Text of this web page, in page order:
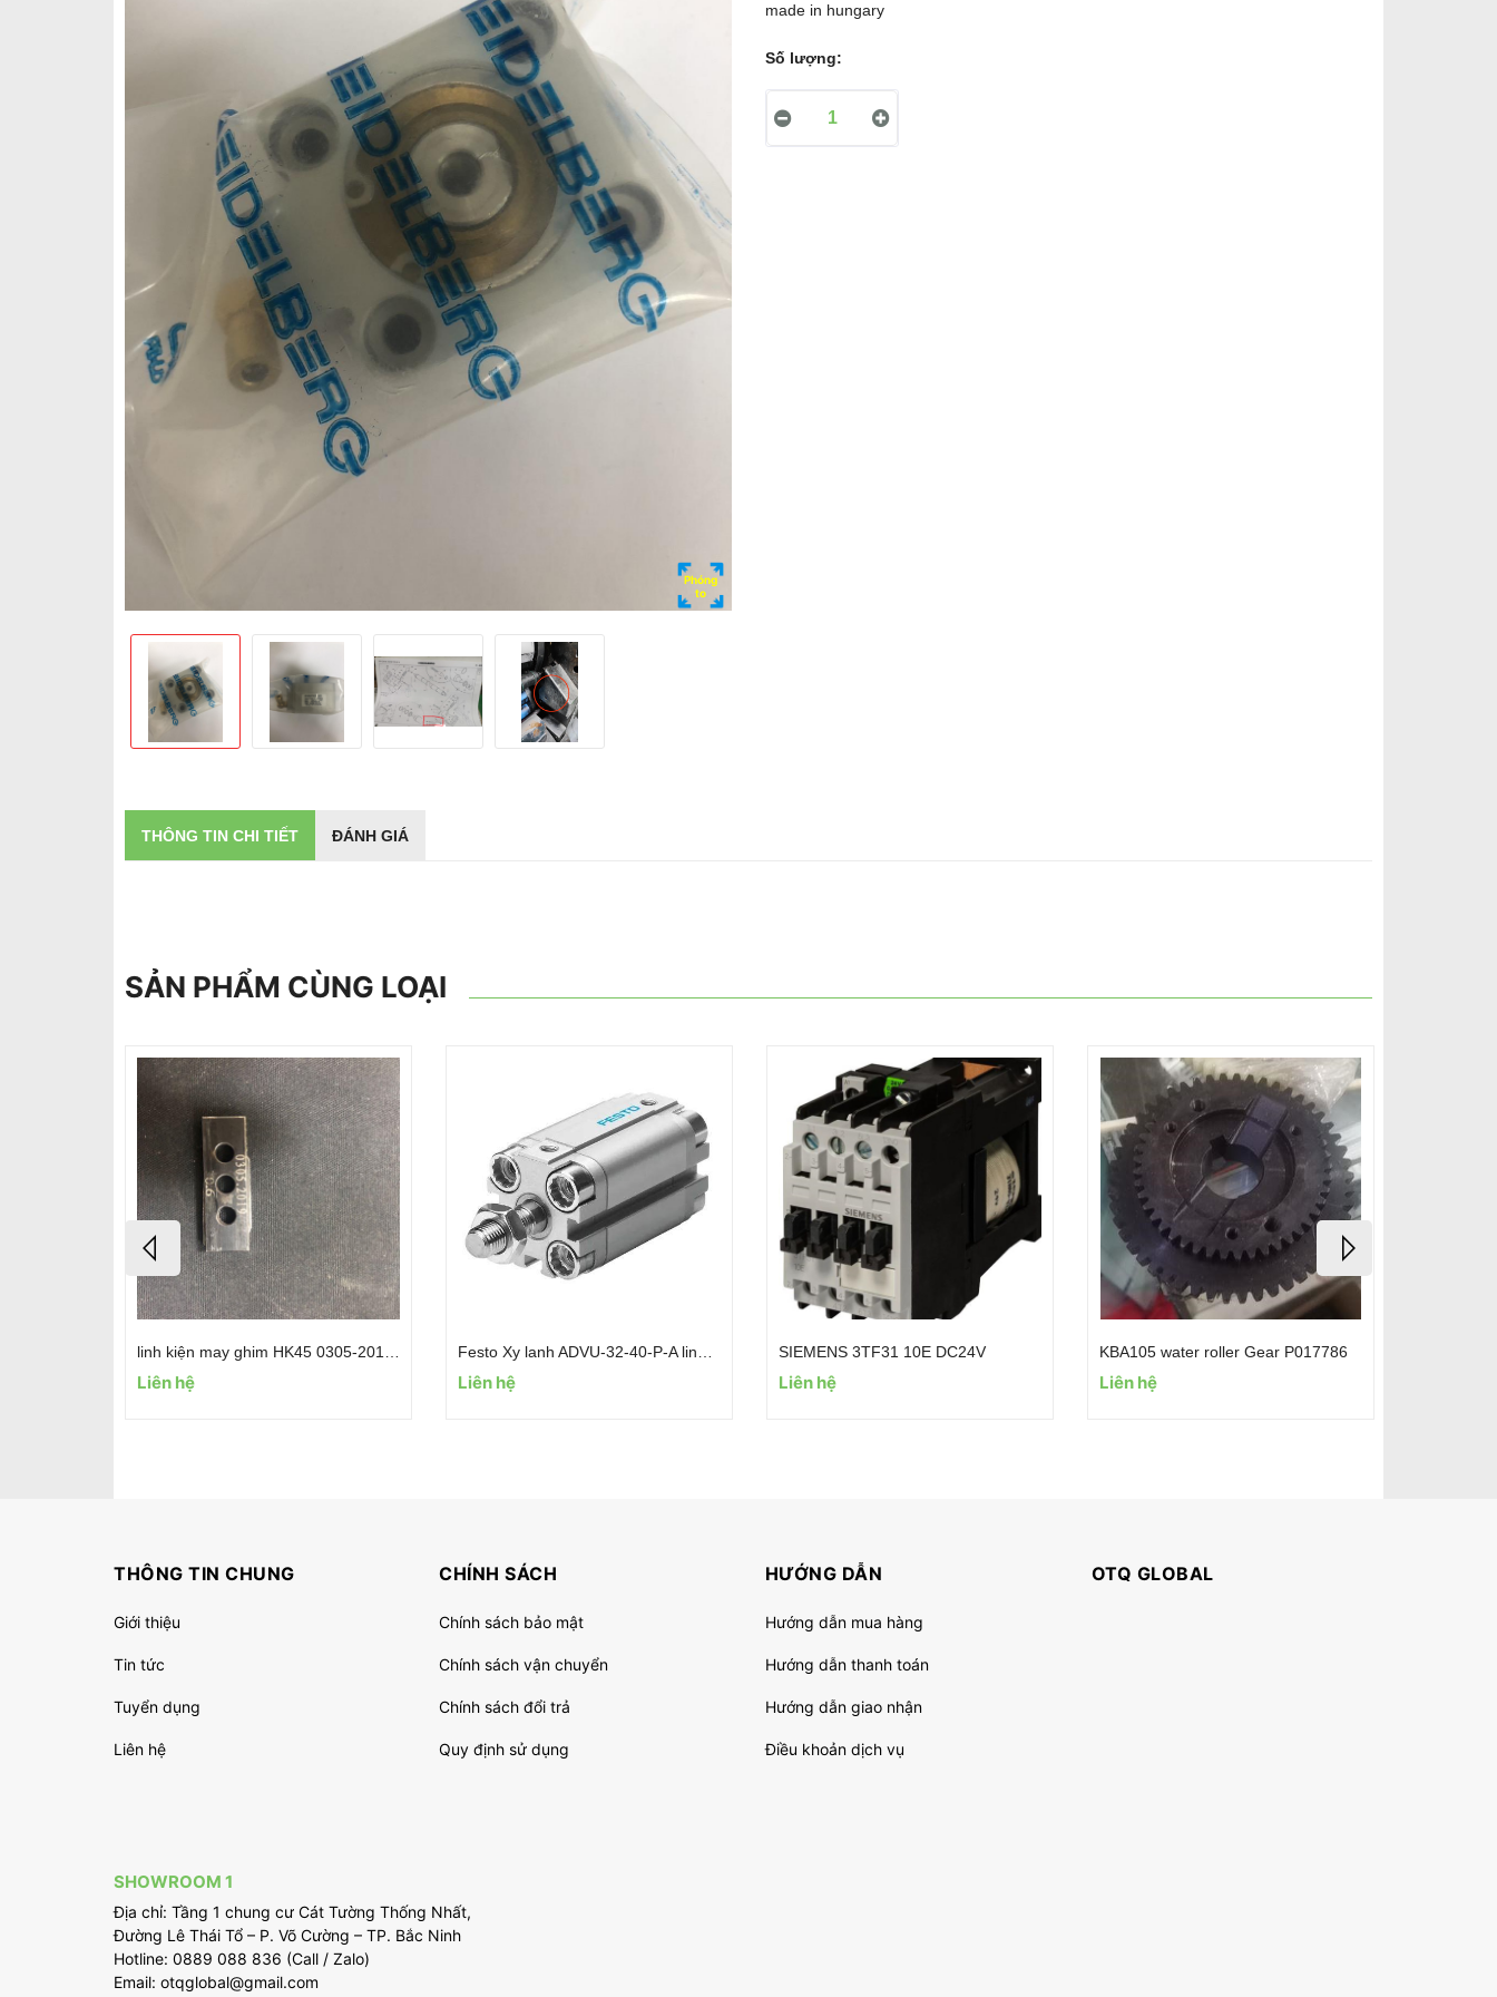
Phóng
to
made in hungary
Số lượng:
THÔNG TIN CHI TIẾT ĐÁNH GIÁ
SẢN PHẨM CÙNG LOẠI
Liên hệ Liên hệ
SIEMENS 3TF31 10E DC24V
Liên hệ
KBA105 water roller Gear P017786
Liên hệ
THÔNG TIN CHUNG
Giới thiệu
Tin tức
Tuyển dụng
Liên hệ
CHÍNH SÁCH
Chính sách bảo mật
Chính sách vận chuyển
Chính sách đổi trả
Quy định sử dụng
HƯỚNG DẪN
Hướng dẫn mua hàng
Hướng dẫn thanh toán
Hướng dẫn giao nhận
Điều khoản dịch vụ
OTQ GLOBAL
SHOWROOM 1
Địa chỉ: Tầng 1 chung cư Cát Tường Thống Nhất,
Đường Lê Thái Tổ – P. Võ Cường – TP. Bắc Ninh
Hotline: 0889 088 836 (Call / Zalo)
Email: otqglobal@gmail.com